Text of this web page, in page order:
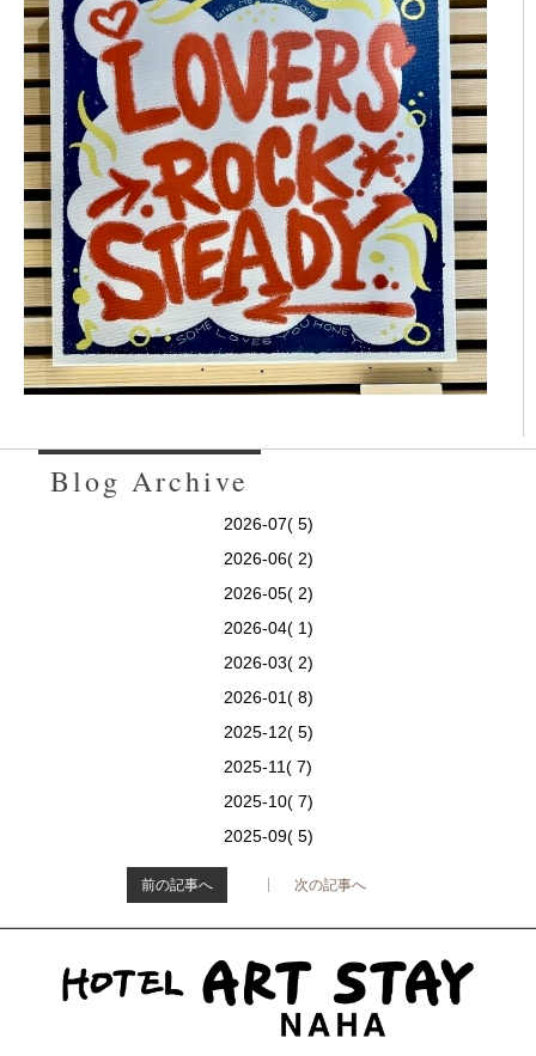
Blog Archive
2026-07( 5)
2026-06( 2)
2026-05( 2)
2026-04( 1)
2026-03( 2)
2026-01( 8)
2025-12( 5)
2025-11( 7)
2025-10( 7)
2025-09( 5)
前の記事へ 次の記事へ